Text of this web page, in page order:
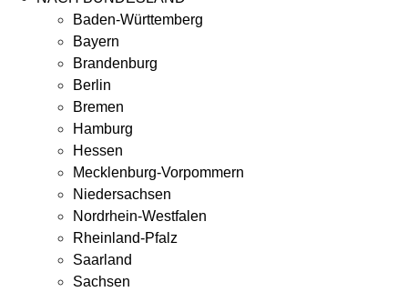
Baden-Württemberg
Bayern
Brandenburg
Berlin
Bremen
Hamburg
Hessen
Mecklenburg-Vorpommern
Niedersachsen
Nordrhein-Westfalen
Rheinland-Pfalz
Saarland
Sachsen